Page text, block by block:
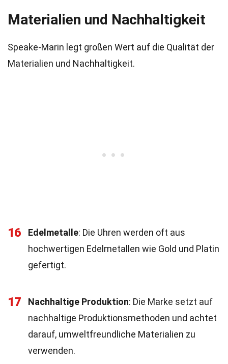
Materialien und Nachhaltigkeit
Speake-Marin legt großen Wert auf die Qualität der
Materialien und Nachhaltigkeit.
16 Edelmetalle: Die Uhren werden oft aus
hochwertigen Edelmetallen wie Gold und Platin
gefertigt.
17 Nachhaltige Produktion: Die Marke setzt auf
nachhaltige Produktionsmethoden und achtet
darauf, umweltfreundliche Materialien zu
verwenden.